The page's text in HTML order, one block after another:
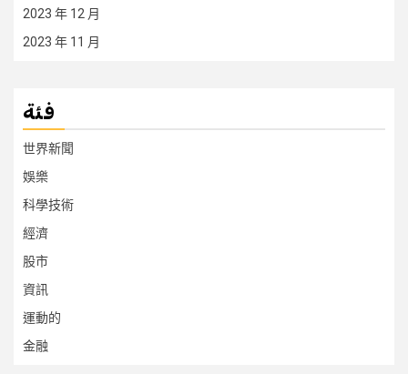
2023 年 12 月
2023 年 11 月
فئة
世界新聞
娛樂
科學技術
經濟
股市
資訊
運動的
金融